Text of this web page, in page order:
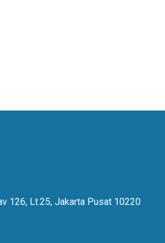
126, Lt.25, Jakarta Pusat 10220